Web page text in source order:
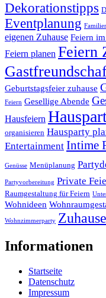
Dekorationstipps
Eventplanung
eigenen Zuhause Feiern
Feiern planen Feiern
Geburtstagsfeier zuhause
Feiern Gesellige Abende
Hausfeiern
organisieren Hausparty
Entertainment Intime
Genüsse Menüplanung
Partyvorbereitung Private
Raumgestaltung für Feiern
Wohnideen
Wohnzimmerparty
Informationen
Startseite
Datenschutz
Impressum